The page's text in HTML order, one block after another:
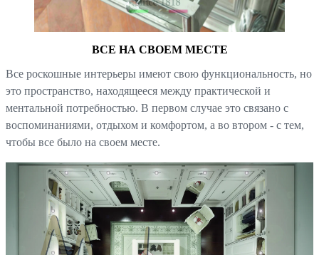
ВСЕ НА СВОЕМ МЕСТЕ
Все роскошные интерьеры имеют свою функциональность, но
это пространство, находящееся между практической и
ментальной потребностью. В первом случае это связано с
воспоминаниями, отдыхом и комфортом, а во втором - с тем,
чтобы все было на своем месте.